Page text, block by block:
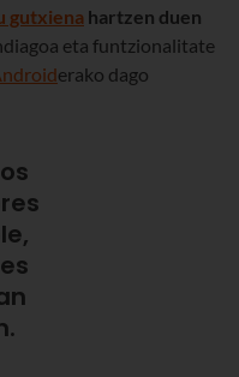
gutxiena hartzen duen
eta funtzionalitate
erako dago